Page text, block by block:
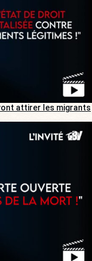
attirer les migrants